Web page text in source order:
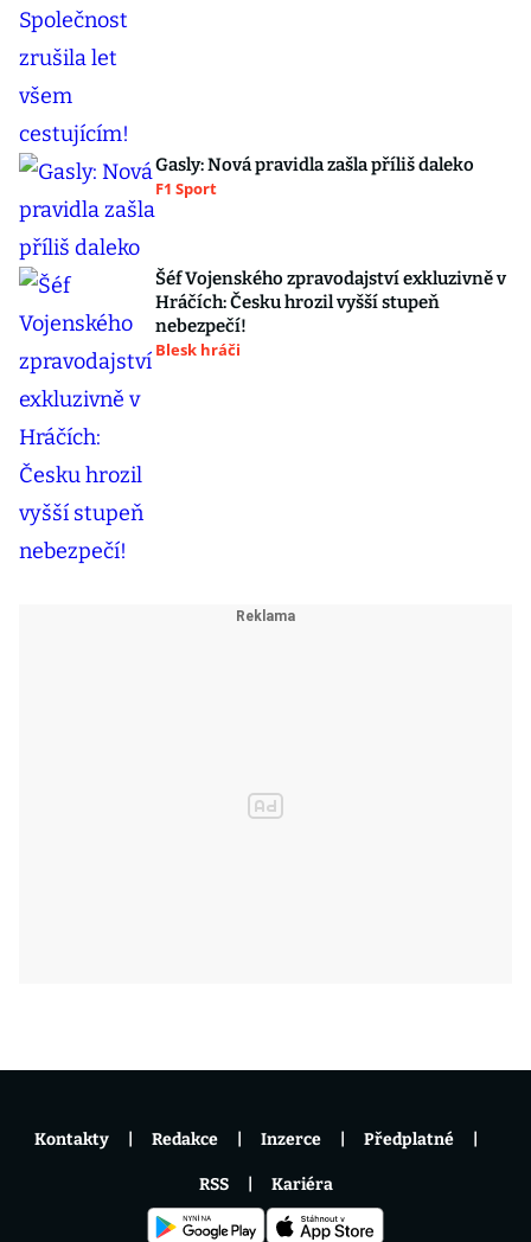
Gasly: Nová pravidla zašla příliš daleko
F1 Sport
Šéf Vojenského zpravodajství exkluzivně v
Hráčích: Česku hrozil vyšší stupeň
nebezpečí!
Blesk hráči
Kontakty Redakce Inzerce Předplatné
RSS Kariéra